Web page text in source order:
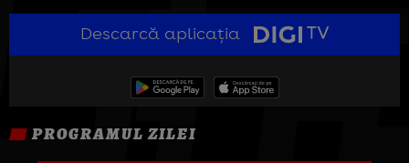
Descarcă aplicația
PROGRAMUL ZILEI